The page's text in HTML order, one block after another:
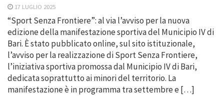
17 LUGLIO 2025
“Sport Senza Frontiere”: al via l’avviso per la nuova
edizione della manifestazione sportiva del Municipio IV di
Bari. È stato pubblicato online, sul sito istituzionale,
l’avviso per la realizzazione di Sport Senza Frontiere,
l’iniziativa sportiva promossa dal Municipio IV di Bari,
dedicata soprattutto ai minori del territorio. La
manifestazione è in programma tra settembre e […]